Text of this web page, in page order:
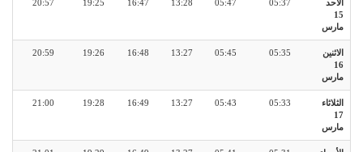
الأحد
15
مارس
05:37
05:47
13:28
16:47
19:25
20:57
الاثنين
16
مارس
05:35
05:45
13:27
16:48
19:26
20:59
الثلاثاء
17
مارس
05:33
05:43
13:27
16:49
19:28
21:00